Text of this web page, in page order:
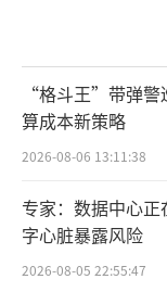
都没有特殊待
的解读成立，
解读文本。”
德韦弗并
称“我们计划
班牙的财政
“格斗王”带弹警
算成本新策略
2026-08-06 13:11:38
专家：数据中心
字心脏暴露风险
2026-08-05 22:55:47